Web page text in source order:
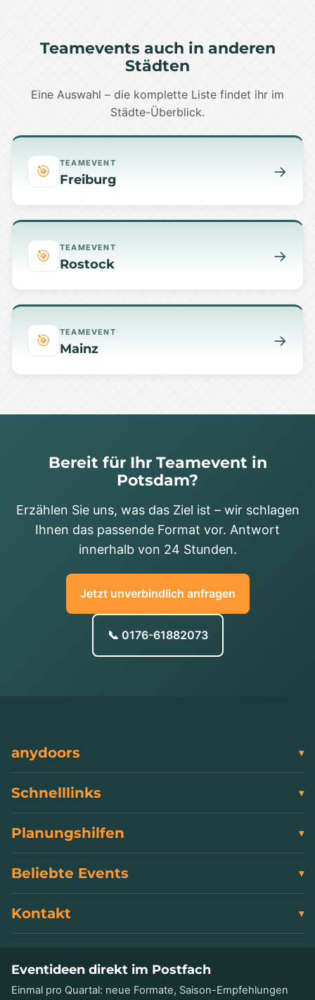
Teamevents auch in anderen
Städten
Eine Auswahl – die komplette Liste findet ihr im
Städte-Überblick.
🎯 TEAMEVENT
Freiburg →
🎯 TEAMEVENT
Rostock →
🎯 TEAMEVENT
Mainz →
Bereit für Ihr Teamevent in
Potsdam?
Erzählen Sie uns, was das Ziel ist – wir schlagen
Ihnen das passende Format vor. Antwort
innerhalb von 24 Stunden.
Jetzt unverbindlich anfragen
📞 0176-61882073
anydoors
Schnelllinks
Planungshilfen
Beliebte Events
Kontakt
Eventideen direkt im Postfach
Einmal pro Quartal: neue Formate, Saison-Empfehlungen